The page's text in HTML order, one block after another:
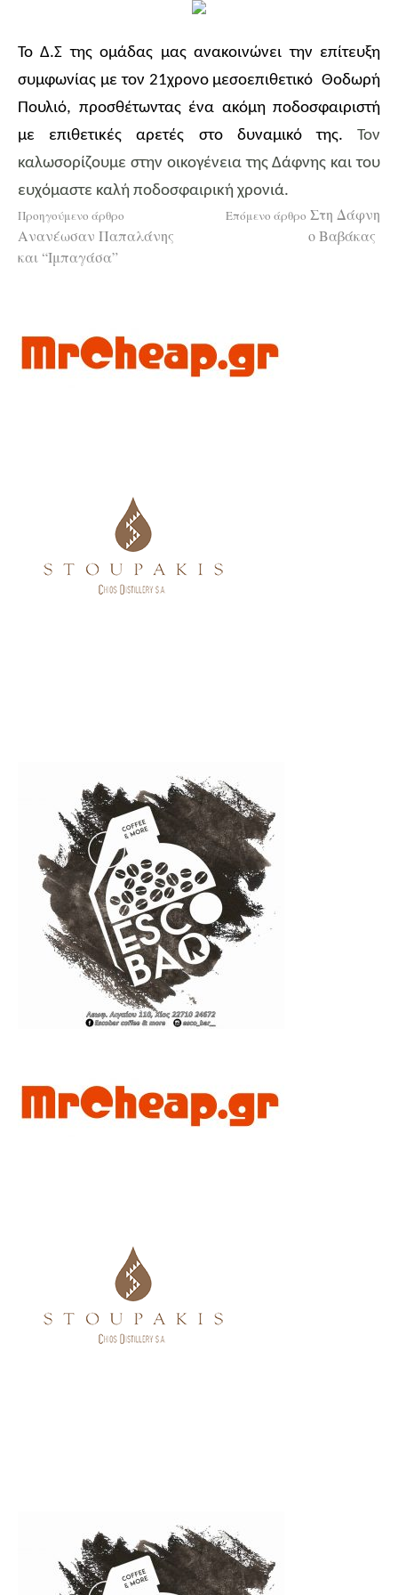
Το Δ.Σ της ομάδας μας ανακοινώνει την επίτευξη
συμφωνίας με τον 21χρονο μεσοεπιθετικό Θοδωρή
Πουλιό, προσθέτωντας ένα ακόμη ποδοσφαιριστή
με επιθετικές αρετές στο δυναμικό της. Τον
καλωσορίζουμε στην οικογένεια της Δάφνης και του
ευχόμαστε καλή ποδοσφαιρική χρονιά.
Διαβάστε
Προηγούμενο άρθρο
Ανανέωσαν Παπαλάνης
και “Ιμπαγάσα”
Επόμενο άρθρο Στη Δάφνη
ο Βαβάκας